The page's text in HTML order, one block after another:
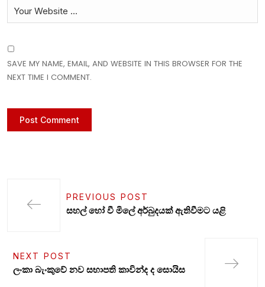
SAVE MY NAME, EMAIL, AND WEBSITE IN THIS BROWSER FOR THE
NEXT TIME I COMMENT.
PREVIOUS POST
සහල් හෝ වී මිලේ අර්බුදයක් ඇතිවීමට යළි
NEXT POST
ලංකා බැංකුවේ නව සභාපති කාවින්ද ද සොයිස